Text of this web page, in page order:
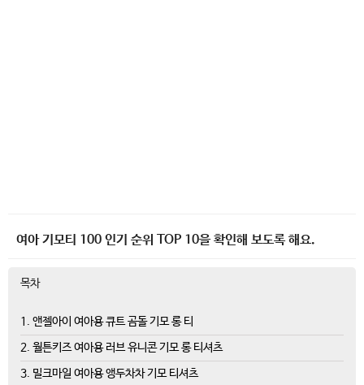
여아 기모티 100 인기 순위 TOP 10을 확인해 보도록 해요.
목차
1. 앤젤아이 여아용 큐트 곰돌 기모 롱 티
2. 월튼키즈 여아용 러브 유니콘 기모 롱 티셔츠
3. 밀크마일 여아용 앵두차차 기모 티셔츠